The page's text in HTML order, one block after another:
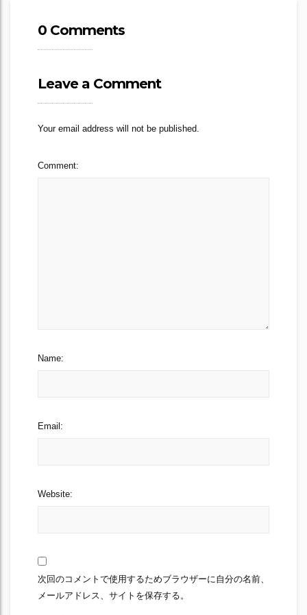
0 Comments
Leave a Comment
Your email address will not be published.
Comment:
Name:
Email:
Website:
次回のコメントで使用するためブラウザーに自分の名前、
メールアドレス、サイトを保存する。